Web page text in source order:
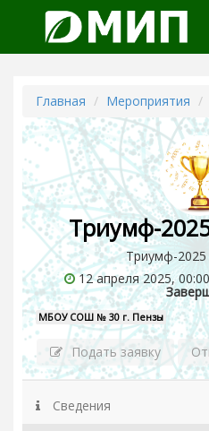
Главная Мероприятия
Триумф-
Триумф-
12 апреля 2025,
МБОУ СОШ № 30 г. Пензы
Подать заявку
Сведения